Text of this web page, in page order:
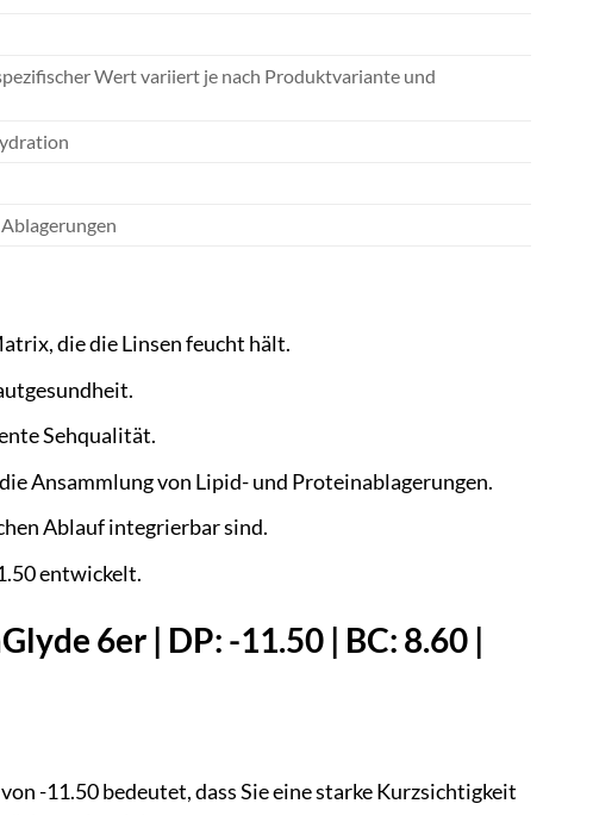
Wert variiert je nach Produktvariante und
die die Linsen feucht hält.
Sehqualität.
Ansammlung von Lipid- und Proteinablagerungen.
Ablauf integrierbar sind.
entwickelt.
6er | DP: -11.50 | BC: 8.60 |
-11.50 bedeutet, dass Sie eine starke Kurzsichtigkeit